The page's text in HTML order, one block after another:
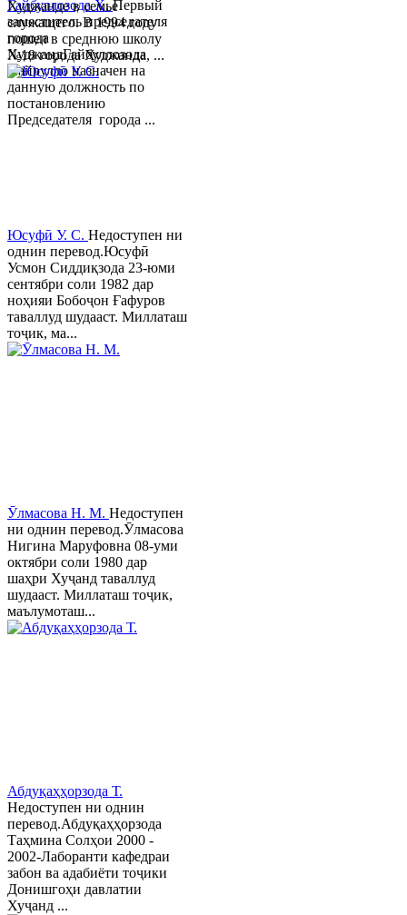
Гайбуллозода Х.Первый
заместитель председателя
города
ХуджандГайбуллозода
Хайрулло назначен на
данную должность по
постановлению
Председателя города ...
Худжанде в семье
служащего. В 1994 году
пошел в среднюю школу
№18 города Худжанда, ...
Юсуфӣ У. C. Недоступен ни
однин перевод.Юсуфӣ
Усмон Сиддиқзода 23-юми
сентябри соли 1982 дар
ноҳияи Бобоҷон Ғафуров
таваллуд шудааст. Миллаташ
тоҷик, ма...
Ӯлмасова Н. М. Недоступен
ни однин перевод.Ӯлмасова
Нигина Маруфовна 08-уми
октябри соли 1980 дар
шаҳри Хуҷанд таваллуд
шудааст. Миллаташ тоҷик,
маълумоташ...
Абдуқаҳҳорзода Т.
Недоступен ни однин
перевод.Абдуқаҳҳорзода
Таҳмина Солҳои 2000 -
2002-Лаборанти кафедраи
забон ва адабиёти тоҷики
Донишгоҳи давлатии
Хуҷанд ...